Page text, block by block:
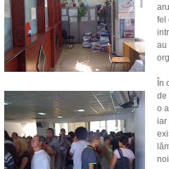
fel
au
În
de
o
iar